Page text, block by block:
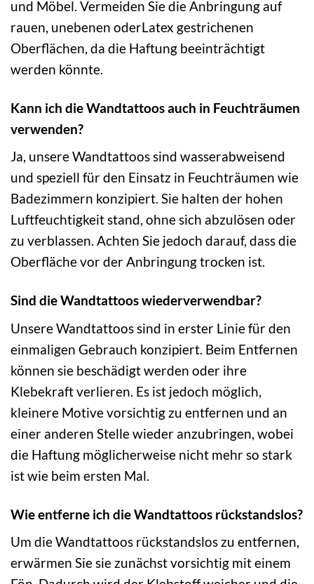
und Möbel. Vermeiden Sie die Anbringung auf
rauen, unebenen oderLatex gestrichenen
Oberflächen, da die Haftung beeinträchtigt
werden könnte.
Kann ich die Wandtattoos auch in Feuchträumen
verwenden?
Ja, unsere Wandtattoos sind wasserabweisend
und speziell für den Einsatz in Feuchträumen wie
Badezimmern konzipiert. Sie halten der hohen
Luftfeuchtigkeit stand, ohne sich abzulösen oder
zu verblassen. Achten Sie jedoch darauf, dass die
Oberfläche vor der Anbringung trocken ist.
Sind die Wandtattoos wiederverwendbar?
Unsere Wandtattoos sind in erster Linie für den
einmaligen Gebrauch konzipiert. Beim Entfernen
können sie beschädigt werden oder ihre
Klebekraft verlieren. Es ist jedoch möglich,
kleinere Motive vorsichtig zu entfernen und an
einer anderen Stelle wieder anzubringen, wobei
die Haftung möglicherweise nicht mehr so stark
ist wie beim ersten Mal.
Wie entferne ich die Wandtattoos rückstandslos?
Um die Wandtattoos rückstandslos zu entfernen,
erwärmen Sie sie zunächst vorsichtig mit einem